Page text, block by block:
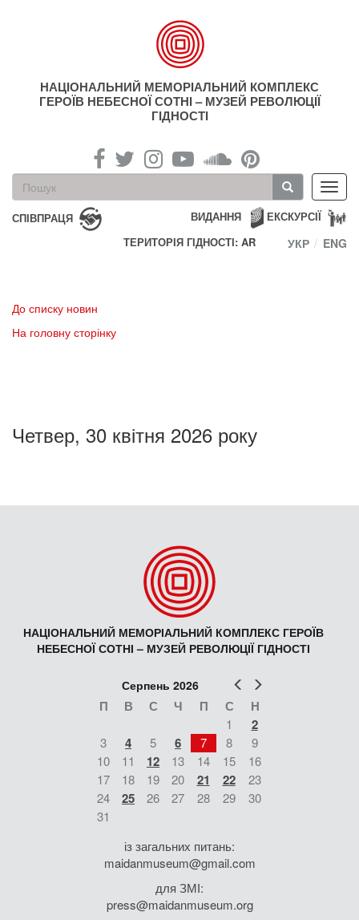
НАЦІОНАЛЬНИЙ МЕМОРІАЛЬНИЙ КОМПЛЕКС
ГЕРОЇВ НЕБЕСНОЇ СОТНІ – МУЗЕЙ РЕВОЛЮЦІЇ
ГІДНОСТІ
Пошукова
форма
Пошук
СПІВПРАЦЯ ЕКСКУРСІЇ
ВИДАННЯ
ТЕРИТОРІЯ ГІДНОСТІ: AR
УКР ENG
До списку новин
На головну сторінку
Четвер, 30 квітня 2026 року
НАЦІОНАЛЬНИЙ МЕМОРІАЛЬНИЙ КОМПЛЕКС ГЕРОЇВ
НЕБЕСНОЇ СОТНІ – МУЗЕЙ РЕВОЛЮЦІЇ ГІДНОСТІ
Попер
Серпень 2026
П В С Ч П С Н
1 2
3 4 5 6 7 8
9
10
11 12 13 14 15
16
17
18 19 20 21 22
23
24
25 26 27 28 29
30
31
із загальних питань:
maidanmuseum@gmail.com
для ЗМІ:
press@maidanmuseum.org